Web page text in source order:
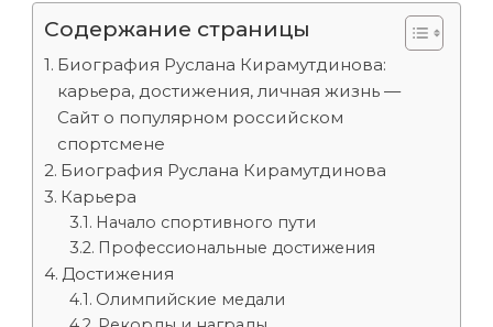
Содержание страницы
Биография Руслана Кирамутдинова:
карьера, достижения, личная жизнь —
Сайт о популярном российском
спортсмене
Биография Руслана Кирамутдинова
Карьера
Начало спортивного пути
Профессиональные достижения
Достижения
Олимпийские медали